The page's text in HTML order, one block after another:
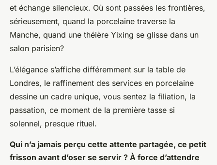
et échange silencieux. Où sont passées les frontières,
sérieusement, quand la porcelaine traverse la
Manche, quand une théière Yixing se glisse dans un
salon parisien?
L’élégance s’affiche différemment sur la table de
Londres, le raffinement des services en porcelaine
dessine un cadre unique, vous sentez la filiation, la
passation, ce moment de la première tasse si
solennel, presque rituel.
Qui n’a jamais perçu cette attente partagée, ce petit
frisson avant d’oser se servir ? À force d’attendre